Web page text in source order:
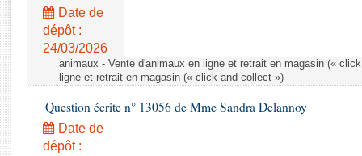
Rapports législatifs
Rapports sur l'application des lois
Baromètre de l’application des lois
Dossiers législatifs
Budget et sécurité sociale
Questions écrites et orales
Date de
dépôt :
24/03/2026
animaux - Vente d'animaux en ligne et retrait en magasin («
ligne et retrait en magasin (« click and collect »)
Question écrite n° 13056 de Mme Sandra Delannoy
Date de
dépôt :